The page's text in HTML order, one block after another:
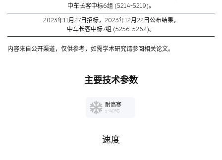
中车长客中标6组 (5214-5219)。
2023年11月27日招标，2023年12月22日公布结果，
中车长客中标7组 (5256-5262)。
内容来自公开渠道，仅供参考，如需学术研究请参阅相关论文。
主要技术参数
耐高寒
≤-40℃
速度